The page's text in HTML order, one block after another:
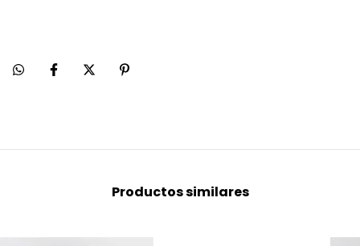
Productos similares